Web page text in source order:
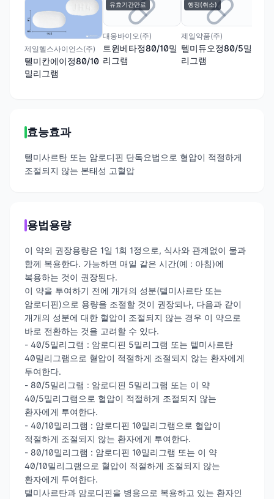
제일헬스사이언스(주)
텔미칸에이정80/10
밀리그램
유효기간만료
대웅바이오(주)
트윈베타정80/10밀
리그램
행정(취소)
제일약품(주)
텔미듀오정80/5밀
리그램
효능효과
텔미사르탄 또는 암로디핀 단독요법으로 혈압이 적절하게
조절되지 않는 본태성 고혈압
용법용량
이 약의 권장용량은 1일 1회 1정으로, 식사와 관계없이 물과
함께 복용한다. 가능하면 매일 같은 시간(예 : 아침)에
복용하는 것이 권장된다.
이 약을 투여하기 전에 개개의 성분(텔미사르탄 또는
암로디핀)으로 용량을 조절할 것이 권장되나, 다음과 같이
개개의 성분에 대한 혈압이 조절되지 않는 경우 이 약으로
바로 전환하는 것을 고려할 수 있다.
- 40/5밀리그램 : 암로디핀 5밀리그램 또는 텔미사르탄
40밀리그램으로 혈압이 적절하게 조절되지 않는 환자에게
투여한다.
- 80/5밀리그램 : 암로디핀 5밀리그램 또는 이 약
40/5밀리그램으로 혈압이 적절하게 조절되지 않는
환자에게 투여한다.
- 40/10밀리그램 : 암로디핀 10밀리그램으로 혈압이
적절하게 조절되지 않는 환자에게 투여한다.
- 80/10밀리그램 : 암로디핀 10밀리그램 또는 이 약
40/10밀리그램으로 혈압이 적절하게 조절되지 않는
환자에게 투여한다.
텔미사르탄과 암로디핀을 병용으로 복용하고 있는 환자인